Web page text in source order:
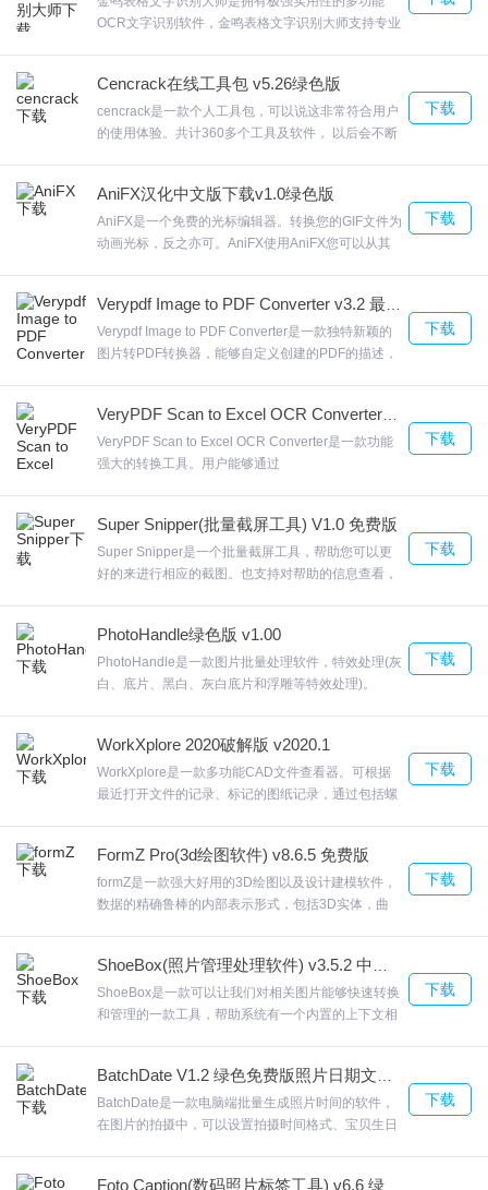
OCR文字识别软件，金鸣表格文字识别大师支持专业
随后直接识别里面的内容，欢迎来合众软件园下载体
验。
Cencrack在线工具包 v5.26绿色版
cencrack是一款个人工具包，可以说这非常符合用户
的使用体验。共计360多个工具及软件， 以后会不断
众软件园下载体验。
下载
AniFX汉化中文版下载v1.0绿色版
AniFX是一个免费的光标编辑器。转换您的GIF文件为
动画光标，反之亦可。AniFX使用AniFX您可以从其
标。欢迎来合众软件园下载体验。
下载
Verypdf Image to PDF Converter是一款独特新颖的
图片转PDF转换器，能够自定义创建的PDF的描述，
Converter官方版软件还允许对图片压缩、PDF标签
信息、PDF书签、PDF DPI、PDF安全等参数进行全
面配置，欢迎来合众软件园下载体验。
下载
VeryPDF Scan to Excel OCR Converter是一款功能
强大的转换工具。用户能够通过
Scan to Excel OCR Converter支持两种输出格式，
支持创建MS Excel 97-2003和2007文档。欢迎来合
众软件园下载体验。
下载
Super Snipper(批量截屏工具) V1.0 免费版
Super Snipper是一个批量截屏工具，帮助您可以更
好的来进行相应的截图。也支持对帮助的信息查看，
的支持，欢迎来合众软件园下载体验。
下载
PhotoHandle绿色版 v1.00
PhotoHandle是一款图片批量处理软件，特效处理(灰
白、底片、黑白、灰白底片和浮雕等特效处理)。
家一起分享。插入图片和文字，欢迎来合众软件园下
载体验。
下载
WorkXplore 2020破解版 v2020.1
WorkXplore是一款多功能CAD文件查看器。可根据
最近打开文件的记录、标记的图纸记录，通过包括螺
半径的保护，缩进量得到优化，以提高生产率并减少
加工时间。欢迎来合众软件园下载体验。
下载
FormZ Pro(3d绘图软件) v8.6.5 免费版
formZ是一款强大好用的3D绘图以及设计建模软件，
数据的精确鲁棒的内部表示形式，包括3D实体，曲
的结构。对于拉伸结构，从充满异国情调的屋顶到字
符网格的有机表面有用这些新工具使FormZ 比以往任
何时候都更加多才多艺。欢迎来合众软件园下载体
下载
ShoeBox是一款可以让我们对相关图片能够快速转换
和管理的一款工具，帮助系统有一个内置的上下文相
ShoeBoxTA可以将多个图片，SWF(AS，AS，AS3
版本)动画或者GIF动画合成到一个纹理图上，强大
吧，支持SWF/GIF哦。检测具有alpha通道的图片的
下载
BatchDate是一款电脑端批量生成照片时间的软件，
在图片的拍摄中，可以设置拍摄时间格式、宝贝生日
下载